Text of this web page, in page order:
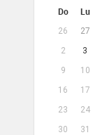
Do Lu
26 27
2
3
9
10
16
17
23
24
30
31